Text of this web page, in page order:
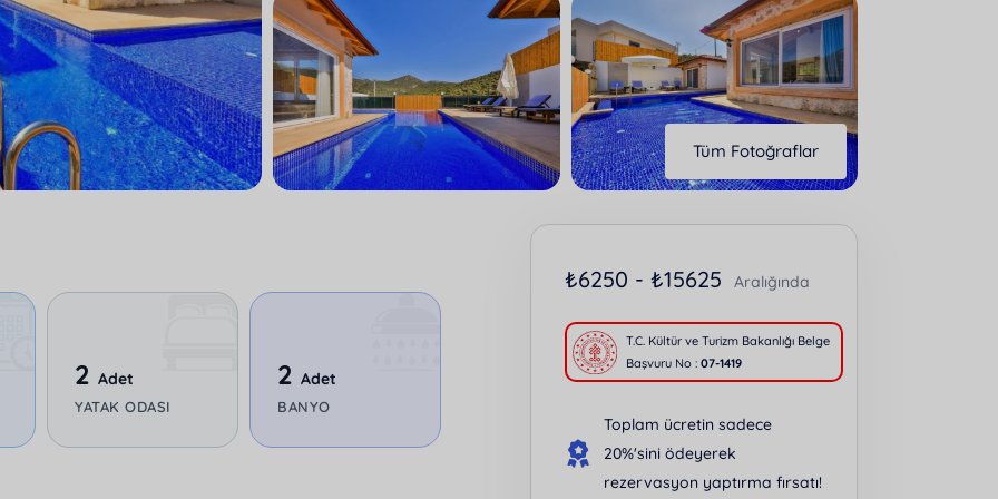
Tüm Fotoğraflar
2 Adet
YATAK ODASI
2 Adet
BANYO
₺6250 - ₺15625 Aralığında
T.C. Kültür ve Turizm Bakanlığı Belge
Başvuru No : 07-1419
Toplam ücretin sadece
20%'sini ödeyerek
rezervasyon yaptırma fırsatı!